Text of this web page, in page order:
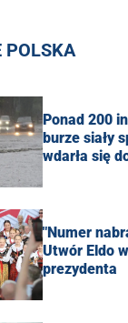
POLSKA
Ponad 200
burze siały
wdarła się
"Numer
Utwór Eldo
prezydenta